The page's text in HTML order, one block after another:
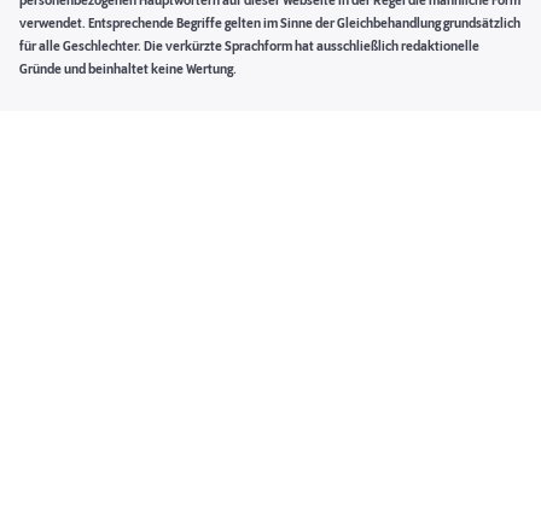
verwendet. Entsprechende Begriffe gelten im Sinne der Gleichbehandlung grundsätzlich
für alle Geschlechter. Die verkürzte Sprachform hat ausschließlich redaktionelle
Gründe und beinhaltet keine Wertung.